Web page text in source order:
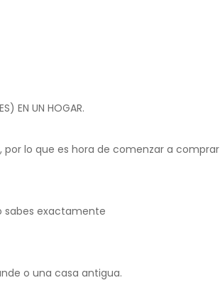
EN UN HOGAR.
lo que es hora de comenzar a comprar
sabes exactamente
o una casa antigua.